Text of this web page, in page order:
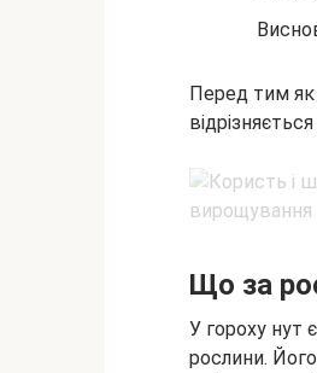
Перед тим як
Що за
У гороху нут
рослини.